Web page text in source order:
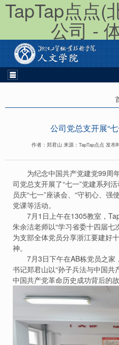
TapTap点点(
公司 -
公司党总支开展“
作者：郑君山 来源：TapTap点点 发布
为纪念中国共产党建党99周
司党总支开展了“七一”党建系列
员庆“七一”座谈会、“守初心、强
党课等活动。
7月1日上午在1305教室，
朱余洁老师以“学习省委十四届七
为支部全体党员分享浙江要建好
神。
7月3日下午在AB栋党员之家
书记郑君山以“孙子兵法与中国共
中国共产党革命历史成功背后的故